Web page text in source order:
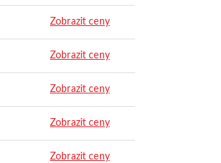
Zobrazit ceny
Zobrazit ceny
Zobrazit ceny
Zobrazit ceny
Zobrazit ceny